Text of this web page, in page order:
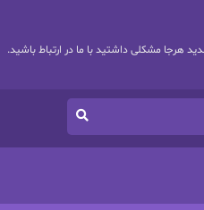
هرجا مشکلی داشتید با ما در ارتباط باشید.